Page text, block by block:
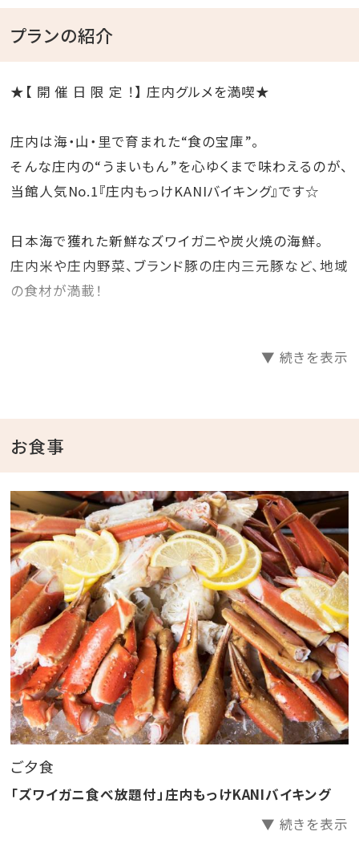
プランの紹介
★【 開 催 日 限 定 ！】 庄内グルメを満喫★
庄内は海・山・里で育まれた“食の宝庫”。
そんな庄内の“うまいもん”を心ゆくまで味わえるのが、
当館人気No.1『庄内もっけKANIバイキング』です☆
日本海で獲れた新鮮なズワイガニや炭火焼の海鮮。
庄内米や庄内野菜、ブランド豚の庄内三元豚など、地域
の食材が満載！
【 プラン内容 】
【 ご 夕 食 】
「ズワイガニ食べ放題付」庄内もっけKANIバイキング
～ 約30種類の庄内グルメ食べ放題メニュー～
・ズワイ蟹 ・海鮮しゃぶしゃぶ ・庄内三元豚のしゃぶ
しゃぶ
・海鮮炭火焼 ・揚げたて天ぷら ・特製カレー
・郷土鍋 ・庄内野菜の季節サラダ ・庄内米
・季節のスイーツやケーキ
・ファミリーに嬉しいキッズコーナー（ミニハンバーガ
ー、鳥唐揚げ、ナポリタンなど）
※季節や仕入れ状況により一部変更になる場合がござ
※夕食は18：00～20：30会場終了となります。
▼ 続きを表示
お食事
ご夕食
「ズワイガニ食べ放題付」庄内もっけKANIバイキング
▼ 続きを表示